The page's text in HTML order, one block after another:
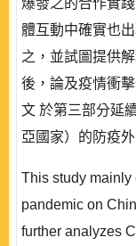
爆發之的合作實
體互動中確實也
之，並試圖提供
後，論及疫情衝
文 於第三部分延
亞國家）的防疫
This study mainly
pandemic on
further analyzes